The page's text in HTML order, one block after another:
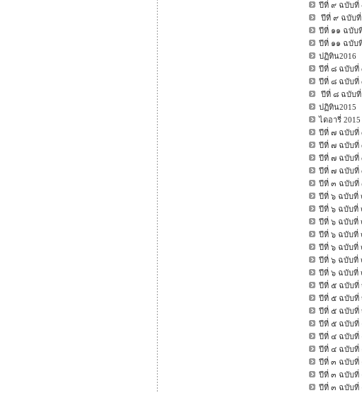
ปีที่ ๙ ฉบับที่
ปีที่ ๙ ฉบับที่
ปีที่ ๑๑ ฉบับ
ปีที่ ๑๑ ฉบับ
ปฏิทิน2016
ปีที่ ๘ ฉบับที่
ปีที่ ๘ ฉบับที่
ปีที่ ๘ ฉบับที่
ปฏิทิน2015
ไดอารี่ 2015
ปีที่ ๗ ฉบับที่
ปีที่ ๗ ฉบับที่
ปีที่ ๗ ฉบับที่
ปีที่ ๗ ฉบับที่
ปีที่ ๓ ฉบับที่
ปีที่ ๖ ฉบับที่
ปีที่ ๖ ฉบับที่
ปีที่ ๖ ฉบับที่
ปีที่ ๖ ฉบับที่
ปีที่ ๖ ฉบับที่
ปีที่ ๖ ฉบับที่
ปีที่ ๖ ฉบับที่
ปีที่ ๕ ฉบับที่
ปีที่ ๕ ฉบับที่
ปีที่ ๕ ฉบับที่
ปีที่ ๕ ฉบับที่
ปีที่ ๔ ฉบับที่
ปีที่ ๔ ฉบับที่
ปีที่ ๓ ฉบับที่
ปีที่ ๓ ฉบับที่
ปีที่ ๓ ฉบับที่